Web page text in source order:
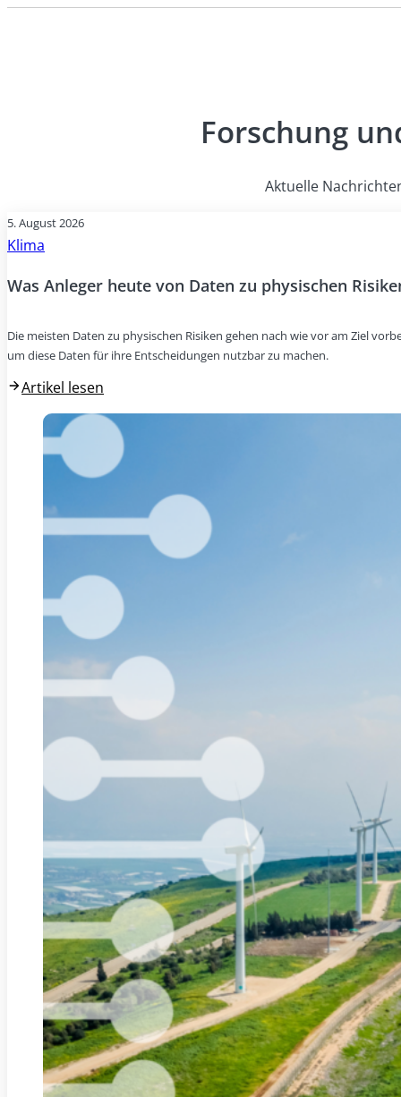
Forschung
Aktuelle
5. August 2026
Klima
Was Anleger heute von Daten zu physischen
Die meisten Daten zu physischen Risiken gehen nach wie vor am Ziel
um diese Daten für ihre Entscheidungen nutzbar zu machen.
Artikel lesen